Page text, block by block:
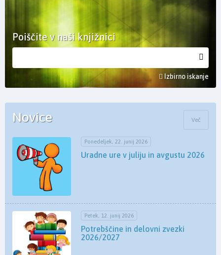
Poiščite v naši knjižnici
Izbirno iskanje
Novice Več
Ponedeljek, 22. junij 2026
Uradne ure v juliju in avgustu 2026
Petek, 12. junij 2026
Potrebščine in delovni zvezki
2026/2027